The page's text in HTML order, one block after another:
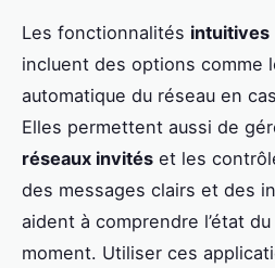
Les fonctionnalités intuitives
incluent des options comme
automatique du réseau en
Elles permettent aussi de
réseaux invités et les
des messages clairs et des
aident à comprendre l’état
moment. Utiliser ces